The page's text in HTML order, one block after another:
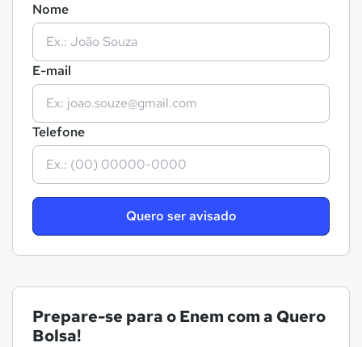
Nome
E-mail
Telefone
Quero ser avisado
Prepare-se para o Enem com a Quero
Bolsa!